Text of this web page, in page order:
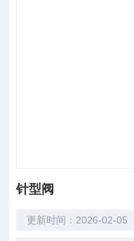
针型阀
更新时间：2026-02-05